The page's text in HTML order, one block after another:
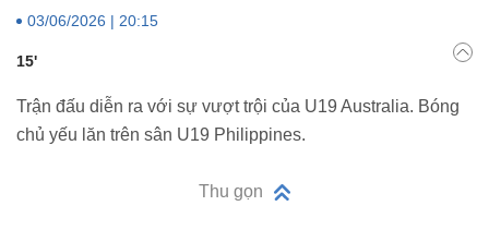
03/06/2026 | 20:15
15'
Trận đấu diễn ra với sự vượt trội của U19 Australia. Bóng
chủ yếu lăn trên sân U19 Philippines.
Thu gọn